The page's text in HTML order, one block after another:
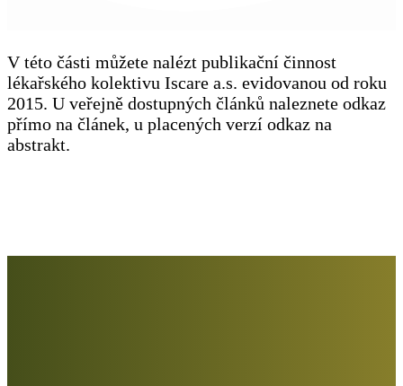
V této části můžete nalézt publikační činnost
lékařského kolektivu Iscare a.s. evidovanou od roku
2015. U veřejně dostupných článků naleznete odkaz
přímo na článek, u placených verzí odkaz na
abstrakt.